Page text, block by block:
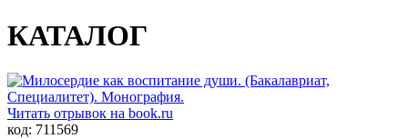
КАТАЛОГ
Читать отрывок на book.ru
код: 711569